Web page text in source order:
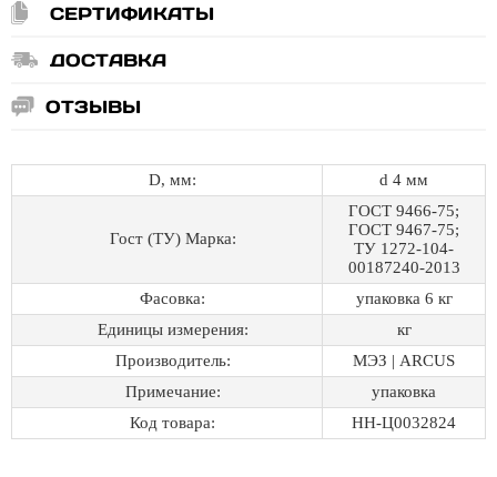
СЕРТИФИКАТЫ
ДОСТАВКА
ОТЗЫВЫ
D, мм: d 4 мм
Гост (ТУ) Марка:
ГОСТ 9466-75;
ГОСТ 9467-75;
ТУ 1272-104-
00187240-2013
Фасовка:
упаковка 6 кг
Единицы измерения:
кг
Производитель:
МЭЗ | ARCUS
Примечание:
упаковка
Код товара:
НН-Ц0032824